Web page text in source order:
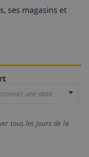
ses magasins et
une date
tous les jours de la